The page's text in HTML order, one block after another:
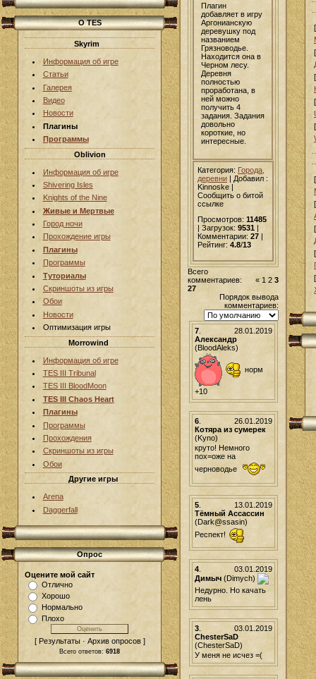
О TES
Skyrim
Информация об игре
Статьи
Галерея
Видео
Новости
Плагины
Программы
Oblivion
Информация об игре
Shivering Isles
Knights of the Nine
Живые и Мертвые
Город ночи
Прохождение игры
Плагины
Программы
Туториалы
Скриншоты из игры
Обои
Новости
Оптимизация игры
Morrowind
Информация об игре
TES III Tribunal
TES III BloodMoon
TES III Chaos Heart
Плагины
Программы
Прохождения
Скриншоты из игры
Обои
Другие игры
Arena
Daggerfall
Опрос
Оцените мой сайт
Отлично
Хорошо
Нормально
Плохо
[ Результаты · Архив опросов ]
Всего ответов: 6918
Плагин
добавляет в игру
Аргонианскую
деревушку под
названием
Грязноводье.
Находится она в
Черном лесу.
Деревня
полностью
проработана, в
ней можно
получить 4
задания. Задания
довольно
короткие, но
интересные.
Категория: Города,
деревни | Добавил :
Kinnoske |
Сообщить о битой
ссылке
Просмотров: 11485
| Загрузок: 9531
Комментарии: 27
Рейтинг: 4.8/13
Всего
комментариев:
27
« 1 2 3
Порядок вывода
комментариев:
28.01.2019
7.
Александр
(BloodAleks)
норм
+10
26.01.2019
6.
Котяра из сумерек
(Kyno)
круто! Немного
пох=оже на
черноводье
13.01.2019
5.
Тёмный Ассассин
(Dark@ssasin)
Респект!
03.01.2019
4.
Димыч(Dimych)
Недурно. Но качать
лень
03.01.2019
3.
ChesterSaD
(ChesterSaD)
У меня не исчез =(